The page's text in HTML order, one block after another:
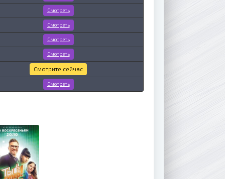
Смотреть
Смотреть
Смотреть
Смотреть
Смотрите сейчас
Смотреть